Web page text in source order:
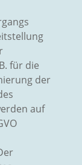
für die
der
auf